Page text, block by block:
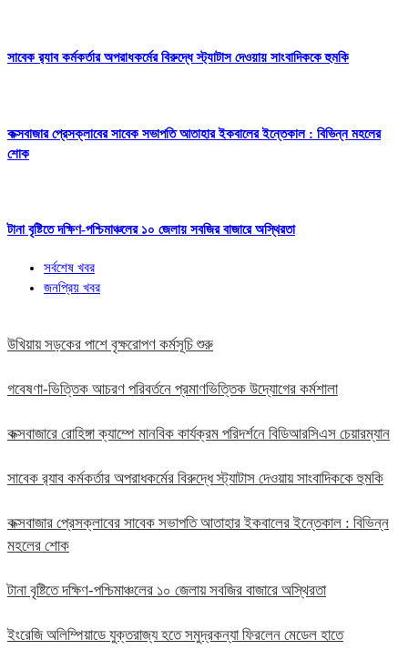
সাবেক র‍্যাব কর্মকর্তার অপরাধকর্মের বিরুদ্ধে স্ট্যাটাস দেওয়ায় সাংবাদিককে হুমকি
কক্সবাজার প্রেসক্লাবের সাবেক সভাপতি আতাহার ইকবালের ইন্তেকাল : বিভিন্ন মহলের
শোক
টানা বৃষ্টিতে দক্ষিণ-পশ্চিমাঞ্চলের ১০ জেলায় সবজির বাজারে অস্থিরতা
সর্বশেষ খবর
জনপ্রিয় খবর
উখিয়ায় সড়কের পাশে বৃক্ষরোপণ কর্মসূচি শুরু
গবেষণা-ভিত্তিক আচরণ পরিবর্তনে প্রমাণভিত্তিক উদ্যোগের কর্মশালা
কক্সবাজারে রোহিঙ্গা ক্যাম্পে মানবিক কার্যক্রম পরিদর্শনে বিডিআরসিএস চেয়ারম্যান
সাবেক র‍্যাব কর্মকর্তার অপরাধকর্মের বিরুদ্ধে স্ট্যাটাস দেওয়ায় সাংবাদিককে হুমকি
কক্সবাজার প্রেসক্লাবের সাবেক সভাপতি আতাহার ইকবালের ইন্তেকাল : বিভিন্ন
মহলের শোক
টানা বৃষ্টিতে দক্ষিণ-পশ্চিমাঞ্চলের ১০ জেলায় সবজির বাজারে অস্থিরতা
ইংরেজি অলিম্পিয়াডে যুক্তরাজ্য হতে সমুদ্রকন্যা ফিরলেন মেডেল হাতে